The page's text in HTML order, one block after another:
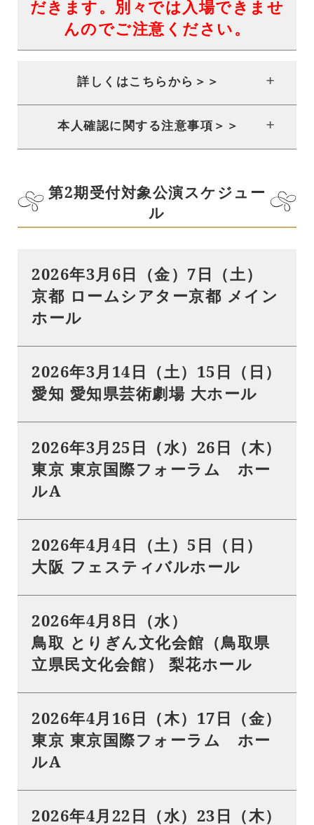
だきます。別々では入場できませ
んのでご注意ください。
詳しくはこちらから＞＞
本人確認に関する注意事項＞＞
第2期受付対象公演スケジュー
ル
2026年3月6日（金）7日（土）
京都 ロームシアター京都 メイン
ホール
2026年3月14日（土）15日（日）
愛知 愛知県芸術劇場 大ホール
2026年3月25日（水）26日（木）
東京 東京国際フォーラム ホー
ルA
2026年4月4日（土）5日（日）
大阪 フェスティバルホール
2026年4月8日（水）
鳥取 とりぎん文化会館（鳥取県
立県民文化会館） 梨花ホール
2026年4月16日（木）17日（金）
東京 東京国際フォーラム ホー
ルA
2026年4月22日（水）23日（木）